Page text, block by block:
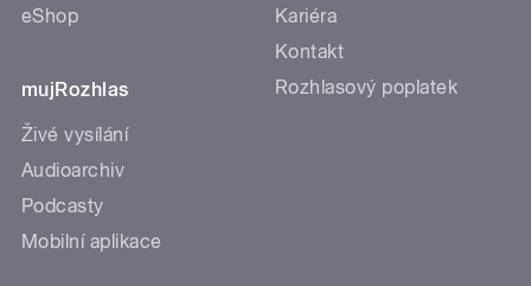
eShop
mujRozhlas
Živé vysílání
Audioarchiv
Podcasty
Mobilní aplikace
Kariéra
Kontakt
Rozhlasový poplatek